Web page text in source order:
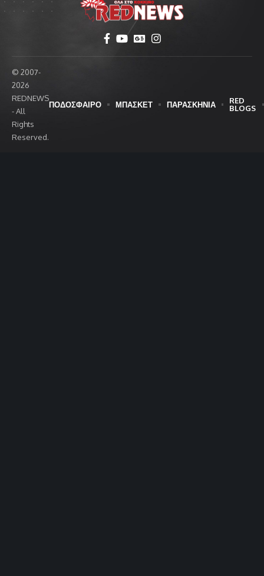
© 2007-
2026
REDNEWS
- All
Rights
Reserved.
ΠΟΔΟΣΦΑΙΡΟ ΜΠΑΣΚΕΤ ΠΑΡΑΣΚΗΝΙΑ
RED
BLOGS